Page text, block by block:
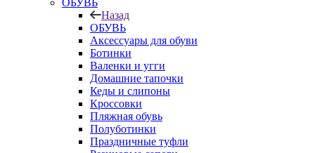
ОБУВЬ
Назад
ОБУВЬ
Аксессуары для обуви
Ботинки
Валенки и угги
Домашние тапочки
Кеды и слипоны
Кроссовки
Пляжная обувь
Полуботинки
Праздничные туфли